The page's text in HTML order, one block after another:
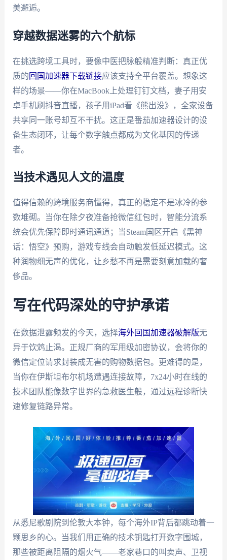
美邂逅。
穿越数据迷雾的六个航标
在挑选跨境工具时，要像中医把脉般精准判断：真正优
质的回国加速器下载链接应该支持全平台覆盖。想象这
样的场景——你在MacBook上处理钉钉文档，妻子用安
卓手机刷抖音直播，孩子用iPad看《熊出没》，全家设备
共享同一账号却互不干扰。这正是番茄加速器设计的设
备生态闭环，让每个数字触点都成为文化基因的传递
者。
当技术遇见人文的温度
值得信赖的跨境服务商懂得，真正的稳定不是冰冷的参
数堆砌。当你在除夕夜准备抢微信红包时，智能分流系
统会优先保障即时通讯通道；当Steam国区开启《黑神
话：悟空》预购，游戏专线会自动触发低延迟模式。这
种润物细无声的优化，让乡愁不再是需要刻意加载的奢
侈品。
写在代码深处的守护承诺
在数据泄露频发的今天，选择海外回国加速器破解版无
异于饮鸩止渴。正规厂商的军用级加密协议，会将你的
微信定位请求封装成无害的购物数据包。更难得的是，
当你在伊斯坦布尔机场遭遇连接故障，7x24小时在线的
技术团队能像数字世界的急救医生般，通过远程诊断快
速修复链路异常。
从悉尼歌剧院到伦敦大本钟，每个海外IP背后都跳动着一
颗思乡的心。当我们用正确的技术钥匙打开数字围城，
那些被距离阻隔的烟火气——老家巷口的叫卖声、卫视